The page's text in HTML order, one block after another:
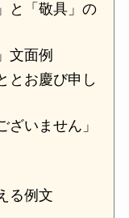
と「敬具」の
文面例
とお慶び申し
ざいません」
る例文